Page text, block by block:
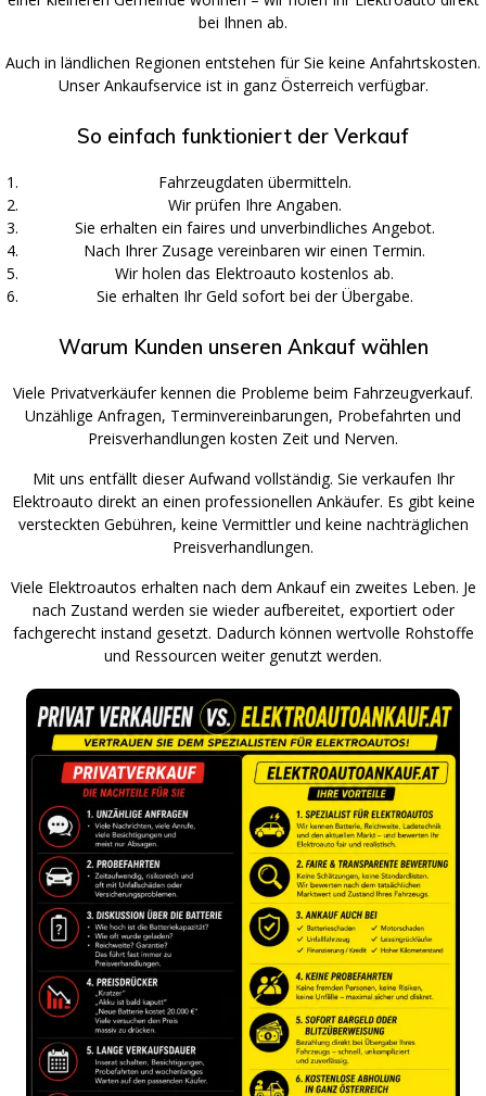
bei Ihnen ab.
Auch in ländlichen Regionen entstehen für Sie keine Anfahrtskosten.
Unser Ankaufservice ist in ganz Österreich verfügbar.
So einfach funktioniert der Verkauf
Fahrzeugdaten übermitteln.
Wir prüfen Ihre Angaben.
Sie erhalten ein faires und unverbindliches Angebot.
Nach Ihrer Zusage vereinbaren wir einen Termin.
Wir holen das Elektroauto kostenlos ab.
Sie erhalten Ihr Geld sofort bei der Übergabe.
Warum Kunden unseren Ankauf wählen
Viele Privatverkäufer kennen die Probleme beim Fahrzeugverkauf.
Unzählige Anfragen, Terminvereinbarungen, Probefahrten und
Preisverhandlungen kosten Zeit und Nerven.
Mit uns entfällt dieser Aufwand vollständig. Sie verkaufen Ihr
Elektroauto direkt an einen professionellen Ankäufer. Es gibt keine
versteckten Gebühren, keine Vermittler und keine nachträglichen
Preisverhandlungen.
Viele Elektroautos erhalten nach dem Ankauf ein zweites Leben. Je
nach Zustand werden sie wieder aufbereitet, exportiert oder
fachgerecht instand gesetzt. Dadurch können wertvolle Rohstoffe
und Ressourcen weiter genutzt werden.